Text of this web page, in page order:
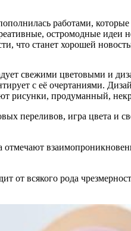
работами,
остромодные идеи
что станет хорошей
свежими цветовыми и
с её очертаниями.
рисунки, продуманный,
переливов, игра цвета и
от всякого рода